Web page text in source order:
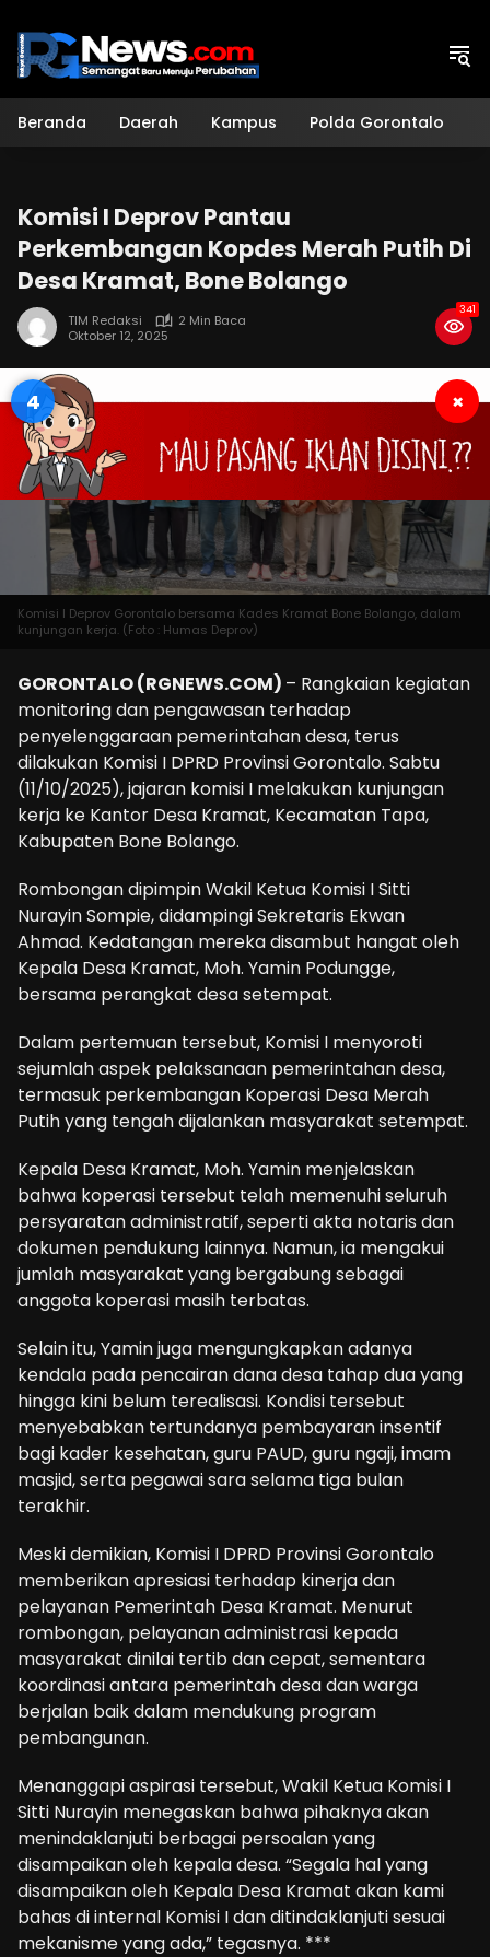
konten
Beranda Daerah Kampus Polda Gorontalo
Komisi I Deprov Pantau
Perkembangan Kopdes Merah Putih Di
Desa Kramat, Bone Bolango
TIM Redaksi
2 Min Baca
Oktober 12, 2025
341
3 ×
Komisi I Deprov Gorontalo bersama Kades Kramat Bone Bolango, dalam
kunjungan kerja. (Foto : Humas Deprov)
GORONTALO (RGNEWS.COM) – Rangkaian kegiatan
monitoring dan pengawasan terhadap
penyelenggaraan pemerintahan desa, terus
dilakukan Komisi I DPRD Provinsi Gorontalo. Sabtu
(11/10/2025), jajaran komisi I melakukan kunjungan
kerja ke Kantor Desa Kramat, Kecamatan Tapa,
Kabupaten Bone Bolango.
Rombongan dipimpin Wakil Ketua Komisi I Sitti
Nurayin Sompie, didampingi Sekretaris Ekwan
Ahmad. Kedatangan mereka disambut hangat oleh
Kepala Desa Kramat, Moh. Yamin Podungge,
bersama perangkat desa setempat.
Dalam pertemuan tersebut, Komisi I menyoroti
sejumlah aspek pelaksanaan pemerintahan desa,
termasuk perkembangan Koperasi Desa Merah
Putih yang tengah dijalankan masyarakat setempat.
Kepala Desa Kramat, Moh. Yamin menjelaskan
bahwa koperasi tersebut telah memenuhi seluruh
persyaratan administratif, seperti akta notaris dan
dokumen pendukung lainnya. Namun, ia mengakui
jumlah masyarakat yang bergabung sebagai
anggota koperasi masih terbatas.
Selain itu, Yamin juga mengungkapkan adanya
kendala pada pencairan dana desa tahap dua yang
hingga kini belum terealisasi. Kondisi tersebut
menyebabkan tertundanya pembayaran insentif
bagi kader kesehatan, guru PAUD, guru ngaji, imam
masjid, serta pegawai sara selama tiga bulan
terakhir.
Meski demikian, Komisi I DPRD Provinsi Gorontalo
memberikan apresiasi terhadap kinerja dan
pelayanan Pemerintah Desa Kramat. Menurut
rombongan, pelayanan administrasi kepada
masyarakat dinilai tertib dan cepat, sementara
koordinasi antara pemerintah desa dan warga
berjalan baik dalam mendukung program
pembangunan.
Menanggapi aspirasi tersebut, Wakil Ketua Komisi I
Sitti Nurayin menegaskan bahwa pihaknya akan
menindaklanjuti berbagai persoalan yang
disampaikan oleh kepala desa. “Segala hal yang
disampaikan oleh Kepala Desa Kramat akan kami
bahas di internal Komisi I dan ditindaklanjuti sesuai
mekanisme yang ada,” tegasnya. ***